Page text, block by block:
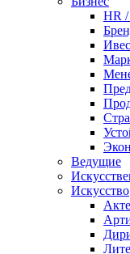
HR
Ведущие
Искусство